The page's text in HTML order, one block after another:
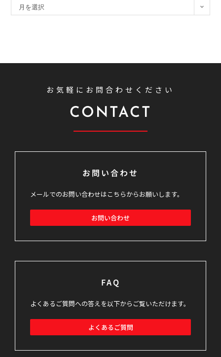
月を選択
お気軽にお問合わせください
CONTACT
お問い合わせ
メールでのお問い合わせはこちらからお願いします。
お問い合わせ
FAQ
よくあるご質問への答えを以下からご覧いただけます。
よくあるご質問